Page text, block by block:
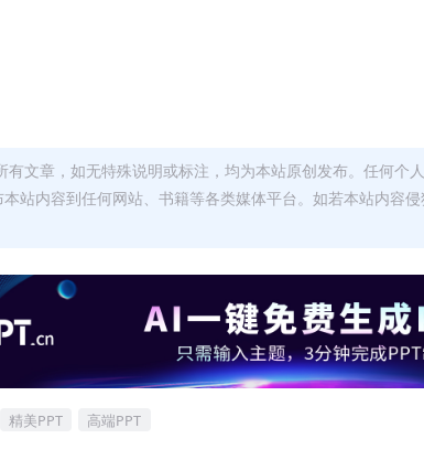
有文章，如无特殊说明或标注，均为本站原创发布。任何个
本站内容到任何网站、书籍等各类媒体平台。如若本站内容
精美PPT 高端PPT